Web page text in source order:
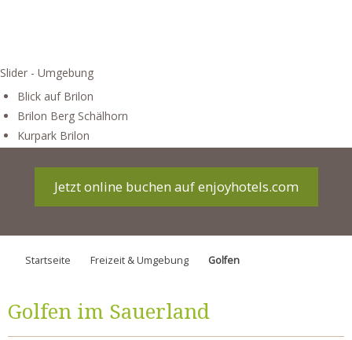
Slider - Umgebung
Blick auf Brilon
Brilon Berg Schälhorn
Kurpark Brilon
Jetzt online buchen auf enjoyhotels.com
Startseite Freizeit & Umgebung Golfen
Golfen im Sauerland